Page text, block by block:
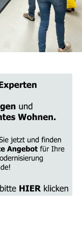
Bedeu­tung der
dein Leben
zu
ein in die Kunst
ande­re divin­a­to­
in die ver­schie­
sowie
Kar­ten­le­gen
für per­